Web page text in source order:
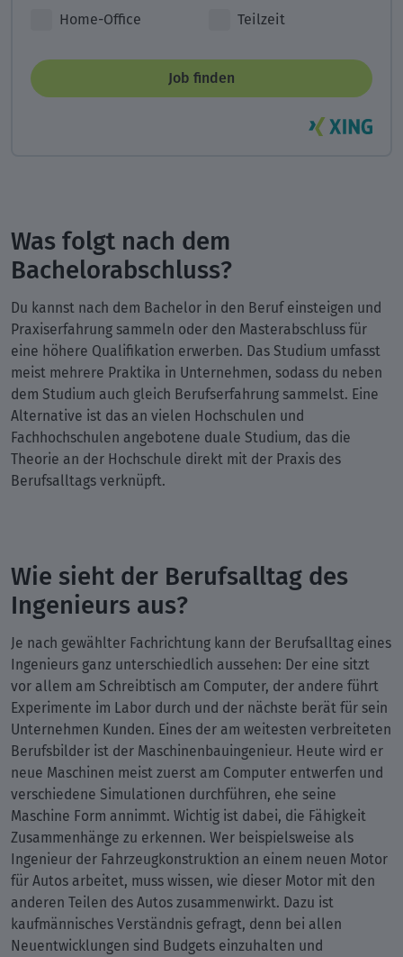
Job finden
Home-Office Teilzeit
Was folgt nach dem
Bachelorabschluss?
Du kannst nach dem Bachelor in den Beruf einsteigen und
Praxiserfahrung sammeln oder den Masterabschluss für
eine höhere Qualifikation erwerben. Das Studium umfasst
meist mehrere Praktika in Unternehmen, sodass du neben
dem Studium auch gleich Berufserfahrung sammelst. Eine
Alternative ist das an vielen Hochschulen und
Fachhochschulen angebotene duale Studium, das die
Theorie an der Hochschule direkt mit der Praxis des
Berufsalltags verknüpft.
Wie sieht der Berufsalltag des
Ingenieurs aus?
Je nach gewählter Fachrichtung kann der Berufsalltag eines
Ingenieurs ganz unterschiedlich aussehen: Der eine sitzt
vor allem am Schreibtisch am Computer, der andere führt
Experimente im Labor durch und der nächste berät für sein
Unternehmen Kunden. Eines der am weitesten verbreiteten
Berufsbilder ist der Maschinenbauingenieur. Heute wird er
neue Maschinen meist zuerst am Computer entwerfen und
verschiedene Simulationen durchführen, ehe seine
Maschine Form annimmt. Wichtig ist dabei, die Fähigkeit
Zusammenhänge zu erkennen. Wer beispielsweise als
Ingenieur der Fahrzeugkonstruktion an einem neuen Motor
für Autos arbeitet, muss wissen, wie dieser Motor mit den
anderen Teilen des Autos zusammenwirkt. Dazu ist
kaufmännisches Verständnis gefragt, denn bei allen
Neuentwicklungen sind Budgets einzuhalten und